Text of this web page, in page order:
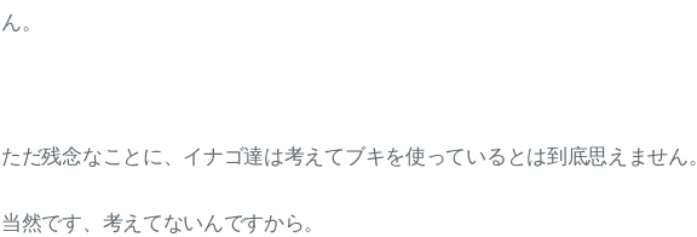
ん。
ただ残念なことに、イナゴ達は考えてブキを使っているとは到底思えません。
当然です、考えてないんですから。